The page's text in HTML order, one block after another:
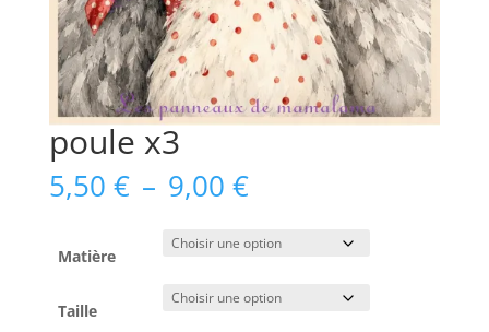
poule x3
5,50 € – 9,00 €Plage
de
prix :
5,50 €
à
9,00 €
Matière
Taille